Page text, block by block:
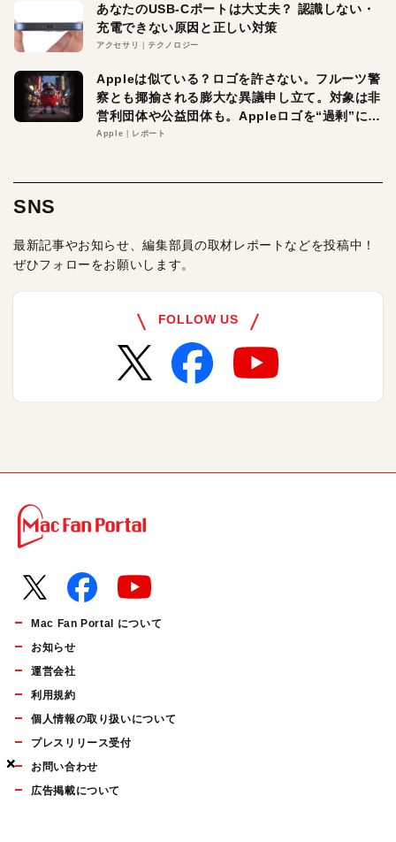
×
×
×
あなたのUSB-Cポートは大丈夫？ 認識しない・
充電できない原因と正しい対策
アクセサリ テクノロジー
Appleは似ている？ロゴを許さない。フルーツ警
察とも揶揄される膨大な異議申し立て。対象は非
営利団体や公益団体も。Appleロゴを“過剰”に守
る理由とは
Apple レポート
SNS
最新記事やお知らせ、編集部員の取材レポートなどを投稿中！
ぜひフォローをお願いします。
FOLLOW US
Mac Fan Portal について
お知らせ
運営会社
利用規約
個人情報の取り扱いについて
プレスリリース受付
お問い合わせ
広告掲載について